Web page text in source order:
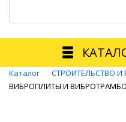
Каталог
СТРОИТЕЛЬСТВО И
ВИБРОПЛИТЫ И